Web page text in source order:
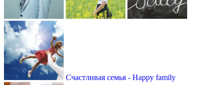
Счастливая семья - Happy family